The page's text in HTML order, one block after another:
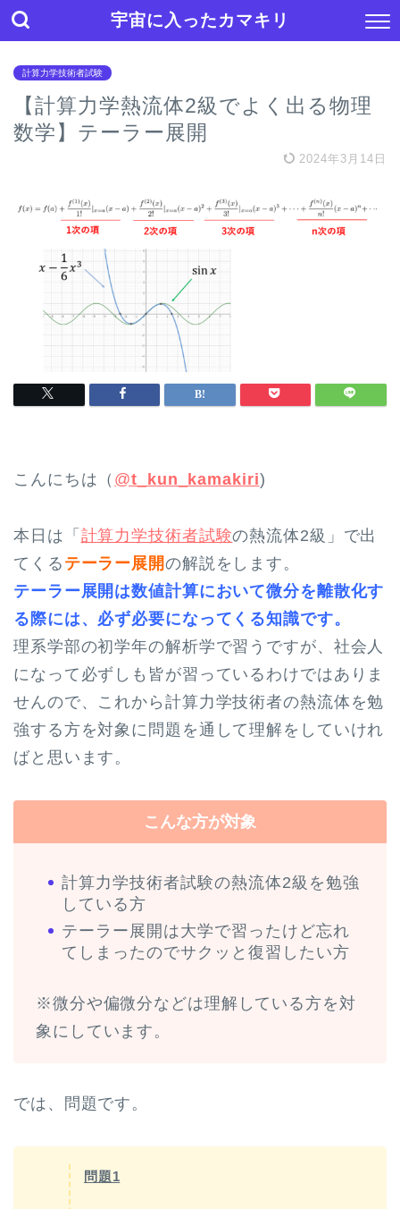
宇宙に入ったカマキリ
計算力学技術者試験
【計算力学熱流体2級でよく出る物理
数学】テーラー展開
2024年3月14日
こんにちは（ @t_kun_kamakiri)
本日は「 計算力学技術者試験の熱流体2級」で出
てくる テーラー展開の解説をします。
テーラー展開は数値計算において微分を離散化す
る際には、必ず必要になってくる知識です。
理系学部の初学年の解析学で習うですが、社会人
になって必ずしも皆が習っているわけではありま
せんので、これから計算力学技術者の熱流体を勉
強する方を対象に問題を通して理解をしていけれ
ばと思います。
こんな方が対象
計算力学技術者試験の熱流体2級を勉強
している方
テーラー展開は大学で習ったけど忘れ
てしまったのでサクッと復習したい方
※微分や偏微分などは理解している方を対
象にしています。
では、問題です。
問題1